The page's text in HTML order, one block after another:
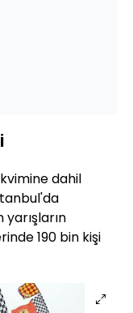
dahil
190 bin kişi